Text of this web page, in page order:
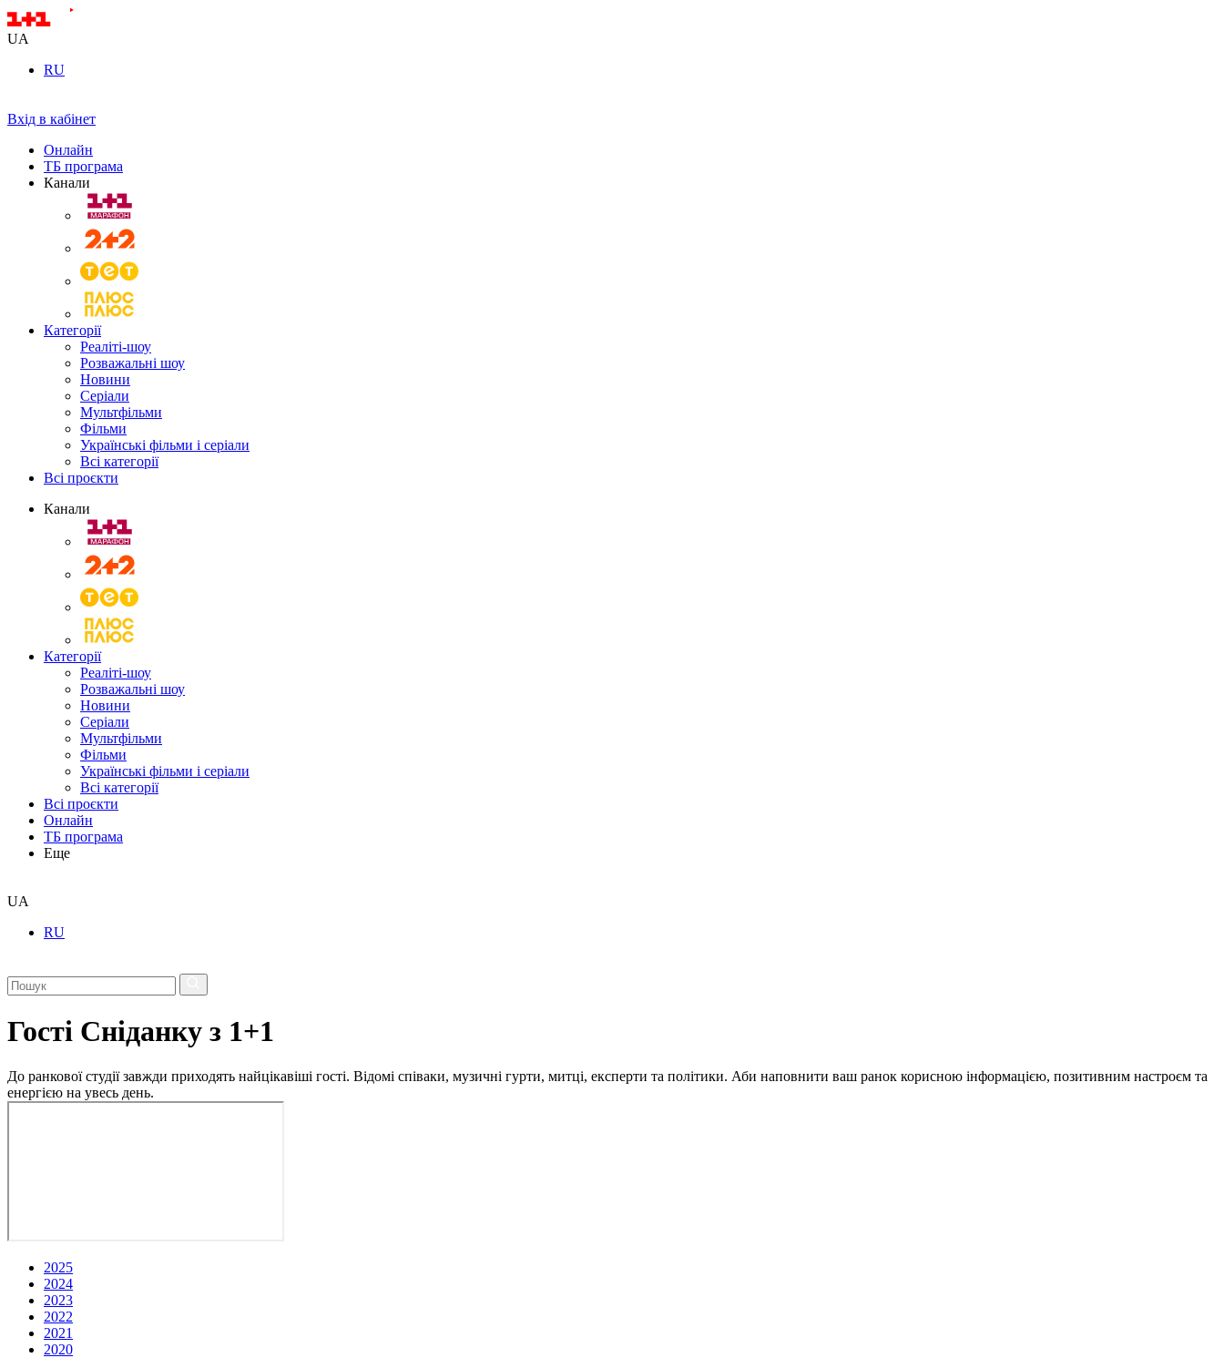
UA
RU
Вхід в кабінет
Онлайн
ТБ програма
Канали
Категорії
Реаліті-шоу
Розважальні шоу
Новини
Серіали
Мультфільми
Фільми
Українські фільми і серіали
Всі категорії
Всі проєкти
Канали
Категорії
Реаліті-шоу
Розважальні шоу
Новини
Серіали
Мультфільми
Фільми
Українські фільми і серіали
Всі категорії
Всі проєкти
Онлайн
ТБ програма
Еще
UA
RU
Гості Сніданку з 1+1
До ранкової студії завжди приходять найцікавіші гості. Відомі співаки, музичні гурти, митці, експерти та політики. Аби наповнити ваш ранок корисною інформацією, позитивним настроєм та
енергією на увесь день.
2025
2024
2023
2022
2021
2020